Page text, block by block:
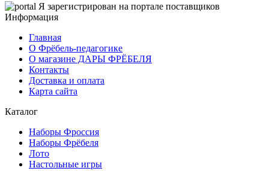
Я зарегистрирован на портале поставщиков
Информация
Главная
О Фрёбель-педагогике
О магазине ДАРЫ ФРЁБЕЛЯ
Контакты
Доставка и оплата
Карта сайта
Каталог
Наборы Фроссия
Наборы Фрёбеля
Лото
Настольные игры